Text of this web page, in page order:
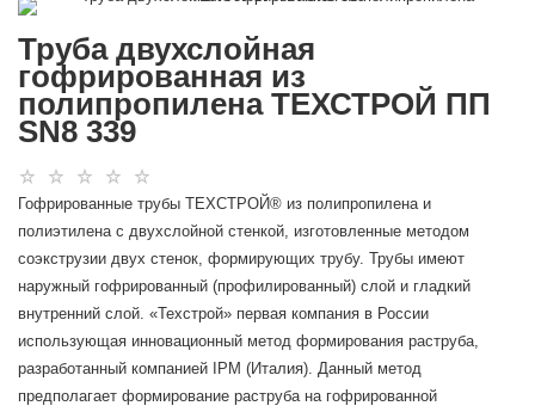
Труба двухслойная
гофрированная из
полипропилена ТЕХСТРОЙ ПП
SN8 339
Гофрированные трубы ТЕХСТРОЙ® из полипропилена и
полиэтилена с двухслойной стенкой, изготовленные методом
соэкструзии двух стенок, формирующих трубу. Трубы имеют
наружный гофрированный (профилированный) слой и гладкий
внутренний слой. «Техстрой» первая компания в России
использующая инновационный метод формирования раструба,
разработанный компанией IPM (Италия). Данный метод
предполагает формирование раструба на гофрированной